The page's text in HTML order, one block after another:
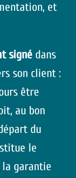
et
signé dans
son client :
être
au bon
du
le
la garantie